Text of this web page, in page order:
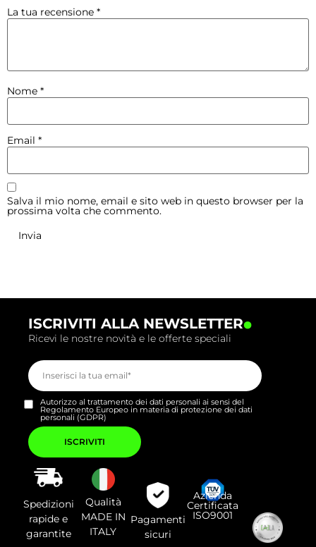
La tua recensione *
Nome *
Email *
Salva il mio nome, email e sito web in questo browser per la
prossima volta che commento.
ISCRIVITI ALLA NEWSLETTER.
Ricevi le nostre novità e le offerte speciali
Autorizzo al trattamento dei dati personali ai sensi del
Regolamento Europeo in materia di protezione dei dati
personali (GDPR)
Si
prega
di
lasciare
vuoto
questo
campo.
Spedizioni
rapide e
garantite
Qualità
MADE IN
ITALY
Pagamenti
sicuri
Azienda
Certificata
ISO9001